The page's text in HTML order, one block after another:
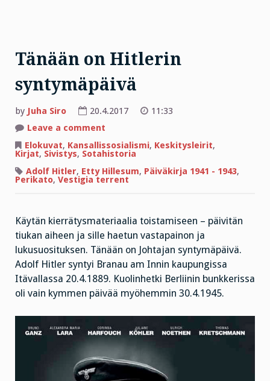
Tänään on Hitlerin
syntymäpäivä
by Juha Siro 20.4.2017
11:33
Leave a comment
on
Hitlerin
Elokuvat, Kansallissosialismi, Keskitysleirit,
Kirjat, Sivistys, Sotahistoria
Adolf Hitler, Etty Hillesum, Päiväkirja 1941 - 1943,
Perikato, Vestigia terrent
Käytän kierrätysmateriaalia toistamiseen – päivitän
tiukan aiheen ja sille haetun vastapainon ja
lukusuosituksen. Tänään on Johtajan syntymäpäivä.
Adolf Hitler syntyi Branau am Innin kaupungissa
Itävallassa 20.4.1889. Kuolinhetki Berliinin bunkkerissa
oli vain kymmen päivää myöhemmin 30.4.1945.